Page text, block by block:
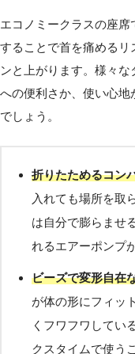
エコノミークラスの座
することで首を痛める
ンと上がります。様々
への便利さか、使い心
でしょう。
折りたためるコン
入れても場所を取
は自分で膨らませ
れるエアーポンプ
ビーズで変形自在
が体の形にフィッ
くフワフワしてい
クスタイムで使う